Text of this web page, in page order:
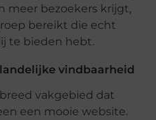
meer bezoekers krijgt,
bereikt die echt
te bieden hebt.
vindbaarheid
vakgebied dat
een mooie website.